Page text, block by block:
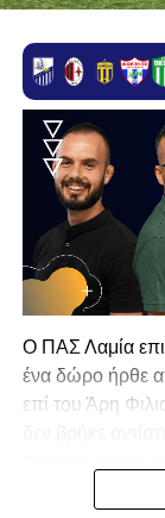
Ο ΠΑΣ Λαμία
ένα δώρο ήρθε
επί του Άρη
πρωτάθλημα